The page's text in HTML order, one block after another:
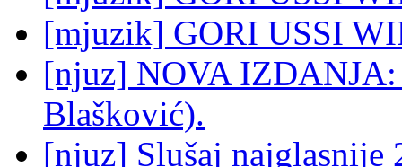
[mjuzik] GORI USSI
[njuz] NOVA
Blašković).
[njuz] Slušaj najglasnije